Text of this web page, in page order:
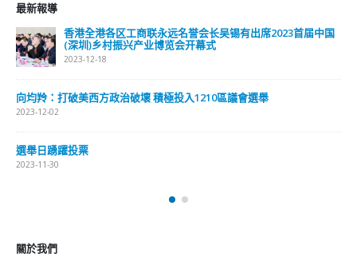
最新報導
香港全港各区工商联永远名誉会长吴锡有出席2023首届中国
(深圳)乡村振兴产业博览会开幕式
2023-12-18
向均羚：打破美西方政治破壞 積極投入1210區議會選舉
2023-12-02
選舉日踴躍投票
2023-11-30
關於我們